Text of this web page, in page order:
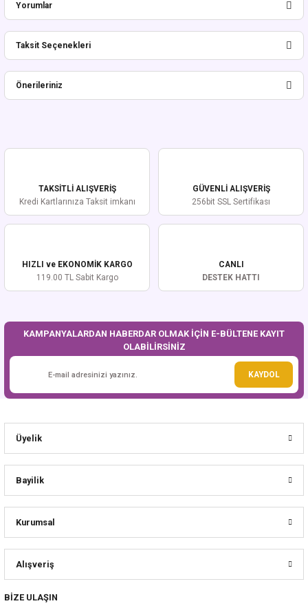
Yorumlar
Bu ürüne ilk yorumu siz yapın!
Taksit Seçenekleri
Önerileriniz
Ürün resmi kalitesiz, bozuk veya görüntülenemiyor.
Ürün fiyatı diğer sitelerden daha pahalı.
Bu ürüne benzer farklı alternatifler olmalı.
TAKSİTLİ ALIŞVERİŞ
Kredi Kartlarınıza Taksit imkanı
GÜVENLİ ALIŞVERİŞ
256bit SSL Sertifikası
HIZLI ve EKONOMİK KARGO
119.00 TL Sabit Kargo
CANLI
DESTEK HATTI
KAMPANYALARDAN HABERDAR OLMAK İÇİN E-BÜLTENE KAYIT
OLABİLİRSİNİZ
KAYDOL
Üyelik
Bayilik
Kurumsal
Alışveriş
BİZE ULAŞIN